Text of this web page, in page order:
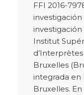
FFI 2016-
Institut
Bruxelles
integrada en
Bruxelles.